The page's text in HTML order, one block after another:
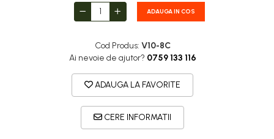
ADAUGA IN COS
Cod Produs: V10-8C
Ai nevoie de ajutor? 0759 133 116
ADAUGA LA FAVORITE
CERE INFORMATII